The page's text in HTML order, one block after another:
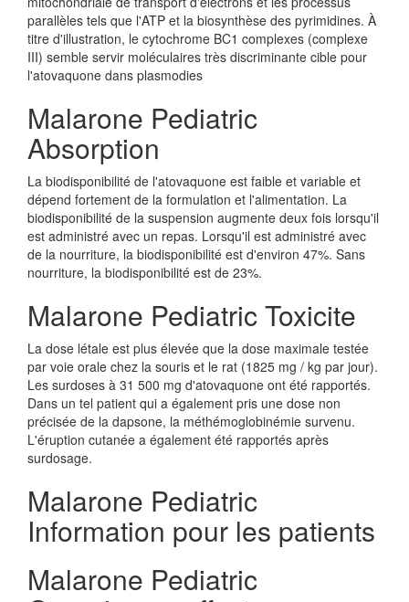
parallèles tels que l'ATP et la biosynthèse des pyrimidines. À
titre d'illustration, le cytochrome BC1 complexes (complexe
III) semble servir moléculaires très discriminante cible pour
l'atovaquone dans plasmodies
Malarone Pediatric
Absorption
La biodisponibilité de l'atovaquone est faible et variable et
dépend fortement de la formulation et l'alimentation. La
biodisponibilité de la suspension augmente deux fois lorsqu'il
est administré avec un repas. Lorsqu'il est administré avec
de la nourriture, la biodisponibilité est d'environ 47%. Sans
nourriture, la biodisponibilité est de 23%.
Malarone Pediatric Toxicite
La dose létale est plus élevée que la dose maximale testée
par voie orale chez la souris et le rat (1825 mg / kg par jour).
Les surdoses à 31 500 mg d'atovaquone ont été rapportés.
Dans un tel patient qui a également pris une dose non
précisée de la dapsone, la méthémoglobinémie survenu.
L'éruption cutanée a également été rapportés après
surdosage.
Malarone Pediatric
Information pour les patients
Malarone Pediatric